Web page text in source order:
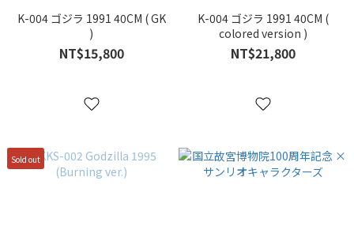
K-004 ゴジラ 1991 40CM ( GK
)
NT$15,800
K-004 ゴジラ 1991 40CM (
colored version )
NT$21,800
Sold out